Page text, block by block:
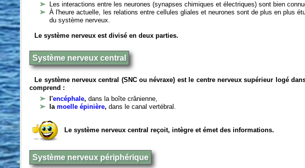
Les interactions entre les neurones (synapses chimiques et électriques) sont bien
À l'heure actuelle, les relations entre cellules gliales et neurones sont de plus en plus
du système nerveux.
Le système nerveux est divisé en deux parties.
Système nerveux central
Le système nerveux central (SNC ou névraxe) est le centre nerveux supérieur logé
comprend :
l'encéphale,dans la boîte crânienne,
lamoelle épinière,dans le canal vertébral.
Le système nerveux central reçoit, intègre et émet des informations.
Système nerveux périphérique